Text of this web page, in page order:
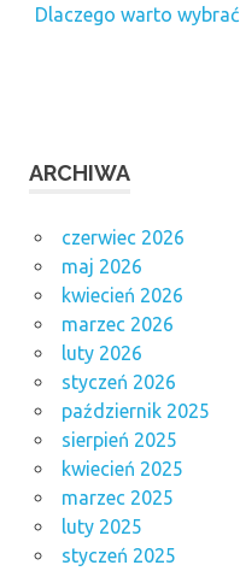
Dlaczego warto
ARCHIWA
czerwiec 2026
maj 2026
kwiecień 2026
marzec 2026
luty 2026
styczeń 2026
październik 2025
sierpień 2025
kwiecień 2025
marzec 2025
luty 2025
styczeń 2025